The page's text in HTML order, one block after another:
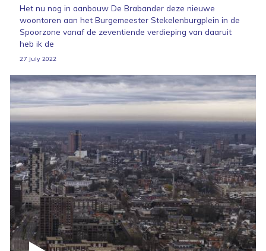
Het nu nog in aanbouw De Brabander deze nieuwe
woontoren aan het Burgemeester Stekelenburgplein in de
Spoorzone vanaf de zeventiende verdieping van daaruit
heb ik de
27 July 2022